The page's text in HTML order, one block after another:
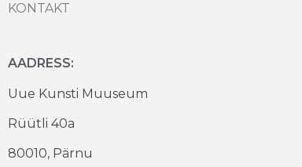
KONTAKT
AADRESS:
Uue Kunsti Muuseum
Rüütli 40a
80010, Pärnu